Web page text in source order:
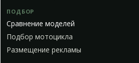
ПОДБОР
Сравнение моделей
Подбор мотоцикла
Размещение рекламы